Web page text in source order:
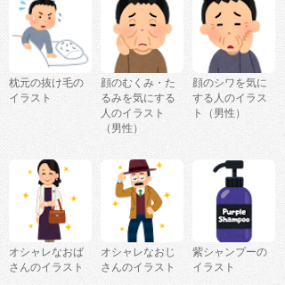
枕元の抜け毛の
イラスト
顔のむくみ・た
るみを気にする
人のイラスト
（男性）
顔のシワを気に
する人のイラス
ト（男性）
オシャレなおば
さんのイラスト
オシャレなおじ
さんのイラスト
紫シャンプーの
イラスト